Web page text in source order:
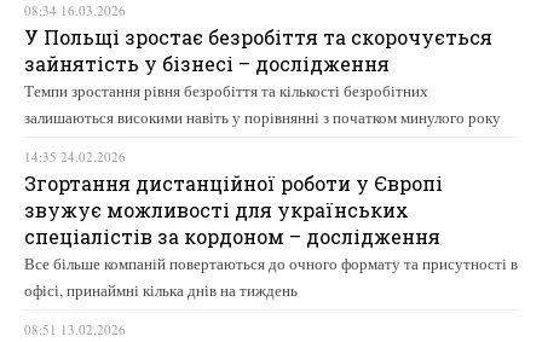
08:34 16.03.2026
У Польщі зростає безробіття та скорочується
зайнятість у бізнесі – дослідження
Темпи зростання рівня безробіття та кількості безробітних
залишаються високими навіть у порівнянні з початком минулого року
14:35 24.02.2026
Згортання дистанційної роботи у Європі
звужує можливості для українських
спеціалістів за кордоном – дослідження
Все більше компаній повертаються до очного формату та присутності в
офісі, принаймні кілька днів на тиждень
08:51 13.02.2026